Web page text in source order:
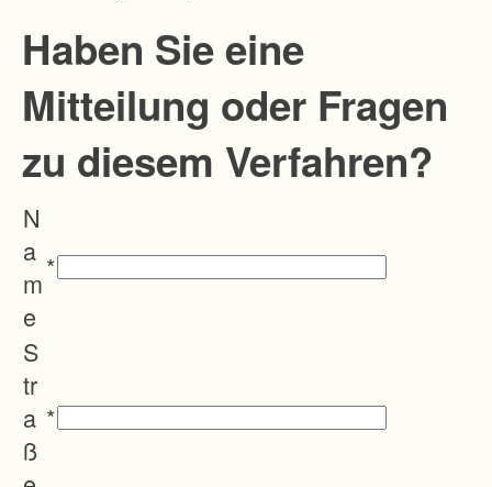
Haben Sie eine
Mitteilung oder Fragen
zu diesem Verfahren?
N
a
m
e
*
S
tr
a
ß
*